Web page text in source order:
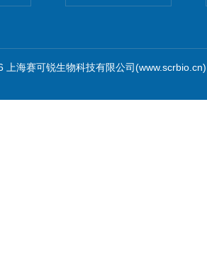
上海赛可锐生物科技有限公司